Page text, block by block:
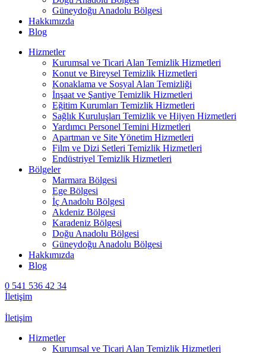
Güneydoğu Anadolu Bölgesi
Hakkımızda
Blog
Hizmetler
Kurumsal ve Ticari Alan Temizlik Hizmetleri
Konut ve Bireysel Temizlik Hizmetleri
Konaklama ve Sosyal Alan Temizliği
İnşaat ve Şantiye Temizlik Hizmetleri
Eğitim Kurumları Temizlik Hizmetleri
Sağlık Kuruluşları Temizlik ve Hijyen Hizmetleri
Yardımcı Personel Temini Hizmetleri
Apartman ve Site Yönetim Hizmetleri
Film ve Dizi Setleri Temizlik Hizmetleri
Endüstriyel Temizlik Hizmetleri
Bölgeler
Marmara Bölgesi
Ege Bölgesi
İç Anadolu Bölgesi
Akdeniz Bölgesi
Karadeniz Bölgesi
Doğu Anadolu Bölgesi
Güneydoğu Anadolu Bölgesi
Hakkımızda
Blog
0 541 536 42 34
İletişim
İletişim
Hizmetler
Kurumsal ve Ticari Alan Temizlik Hizmetleri